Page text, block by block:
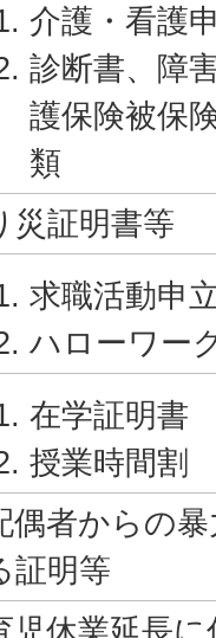
介護・看護
診断書、障
護保険被保
類
災証明書等
求職活動申
ハローワー
在学証明書
授業時間割
偶者からの
証明等
児休業延長